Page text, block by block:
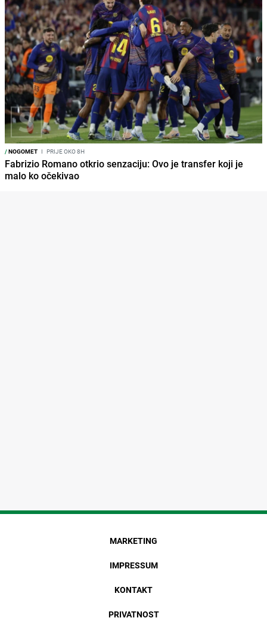
/NOGOMET I PRIJE OKO 8H
Fabrizio Romano otkrio senzaciju: Ovo je transfer koji je
malo ko očekivao
MARKETING
IMPRESSUM
KONTAKT
PRIVATNOST